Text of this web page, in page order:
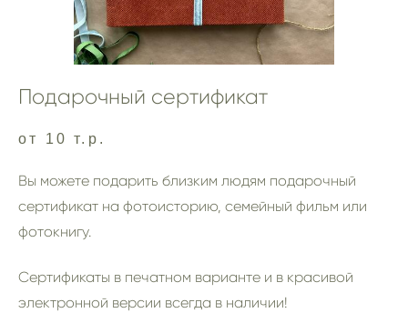
Подарочный сертификат
от 10 т.р.
Вы можете подарить близким людям подарочный
сертификат на фотоисторию, семейный фильм или
фотокнигу.
Сертификаты в печатном варианте и в красивой
электронной версии всегда в наличии!